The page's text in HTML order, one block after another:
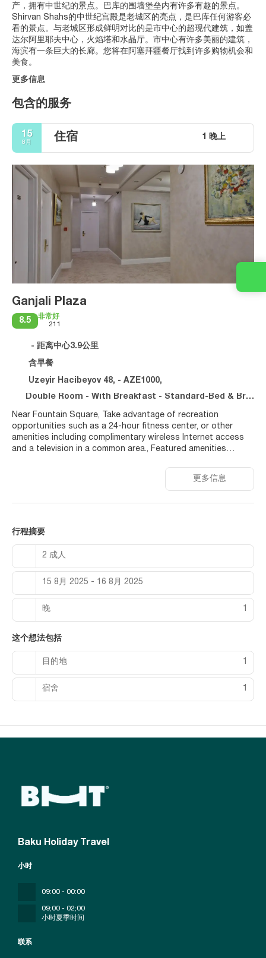
产，拥有中世纪的景点。巴库的围墙堡垒内有许多有趣的景点。
Shirvan Shahs的中世纪宫殿是老城区的亮点，是巴库任何游客必
看的景点。与老城区形成鲜明对比的是市中心的超现代建筑，如盖
达尔阿里耶夫中心，火焰塔和水晶厅。市中心有许多美丽的建筑，
海滨有一条巨大的长廊。您将在阿塞拜疆餐厅找到许多购物机会和
美食。
更多信息
包含的服务
15
8月 住宿 1 晚上
Ganjali Plaza
8.5
非常好
211
- 距离中心3.9公里
含早餐
Uzeyir Hacibeyov 48, - AZE1000,
Double Room - With Breakfast - Standard-Bed & Breakfast-Refundable Rate
Near Fountain Square, Take advantage of recreation
opportunities such as a 24-hour fitness center, or other
amenities including complimentary wireless Internet access
and a television in a common area., Featured amenities
cleaning/laundry services, and a 24-hour front desk. A
roundtrip airport shuttle is provided for a surcharge
Distances are displayed to the nearest 0.1 mile and kilometer.
km / 0.2 mi Government House - 0.5 km / 0.3 mi Port Baku Mall
State Academic Opera and Ballet Theatre - 1 km / 0.6 mi 28
Palace - 1.7 km / 1 mi Fountain Square - 1.9 km / 1.2 mi Nizami
Museum - 1.9 km / 1.2 mi Sabir Park - 2.1 km / 1.3 mi Maiden's
Tower - 2.2 km / 1.4 mi Baku State Circus - 2.3 km / 1.4 mi
Palace of the Shirvan Shahs - 2.4 km / 1.5 mi The preferred
airport for Ganjali Plaza Hotel is Baku (GYD-Heydar Aliyev
Baku, you'll be within a 5-minute drive of Fountain Square
and Baku City Circuit. This hotel is 0.2 mi (0.4 km) from
Dənizkənarı Milli Park and 0.5 mi (0.9 km) from Government
House.
更多信息
行程摘要
2 成人
15 8月 2025 - 16 8月 2025
晚 1
这个想法包括
目的地 1
宿舍 1
Baku Holiday Travel
联系
小时
09:00 - 00:00
09;00 - 02;00
小时夏季时间